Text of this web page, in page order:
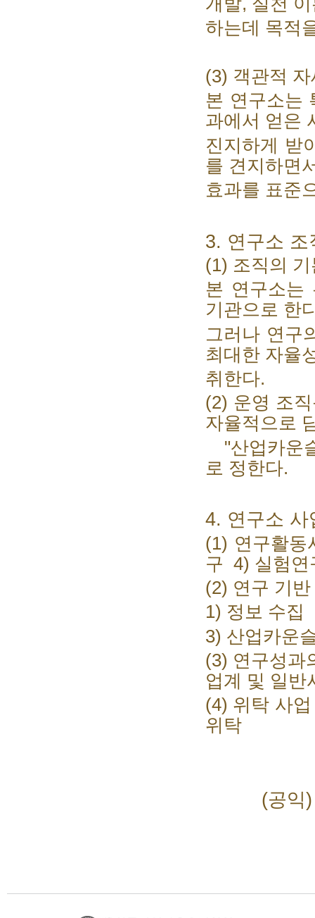
하는데 목적
(3) 객관적 자
본 연구소는
과에서 얻은
진지하게 받
를 견지하면
효과를 표준
3. 연구소 조
(1) 조직의
본 연구소는
기관으로 한
그러나 연구
최대한 자율
취한다.
(2) 운영 조직
자율적으로
"산업카운
로 정한다.
4. 연구소 사
(1) 연구활
구 4) 실험
(2) 연구 기
1) 정보 수
3) 산업카운
(3) 연구성과
업계 및 일반
(4) 위탁 사
위탁
(공익